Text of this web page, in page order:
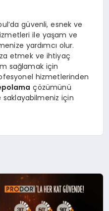
güvenli, esnek ve
ile yaşam ve
yardımcı olur.
etmek ve ihtiyaç
sağlamak için
hizmetlerinden
çözümünü
saklayabilmeniz için